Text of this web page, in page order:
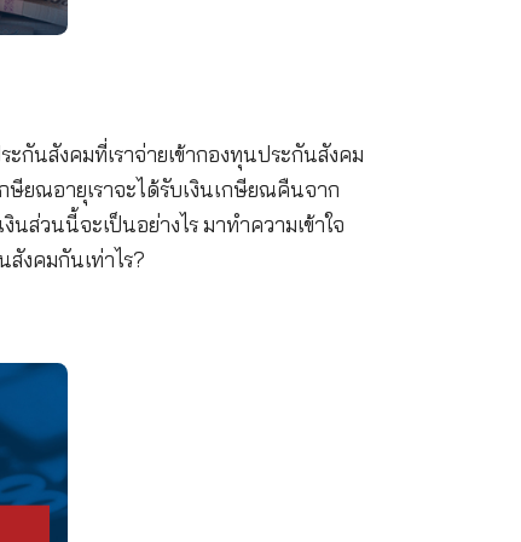
นบ้างไหมว่า เงินประกันสังคมที่เราจ่ายเข้ากองทุ
เสียชีวีตแล้ว เมื่อเกษียณอายุเราจะได้รับเงินเก
ายละเอียดการรับเงินส่วนนี้จะเป็นอย่างไร มาทำค
จากกองทุนประกันสังคมกันเท่าไร?